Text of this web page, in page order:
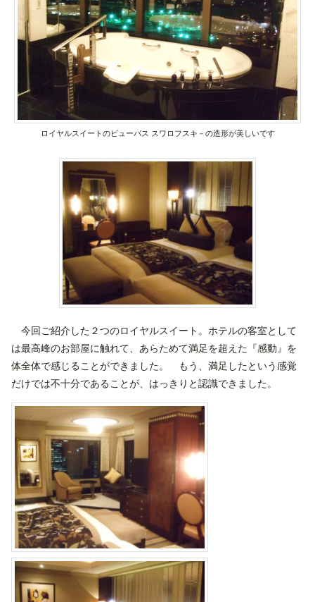
ロイヤルスイートのビューバス スワロフスキ－の造形が美しいです
今回ご紹介した２つのロイヤルスイート。ホテルの客室として
は最高峰のお部屋に触れて、あらためて満足を超えた『感動』を
体全体で感じることができました。 もう、満足したという感覚
だけでは不十分であることが、はっきりと認識できました。